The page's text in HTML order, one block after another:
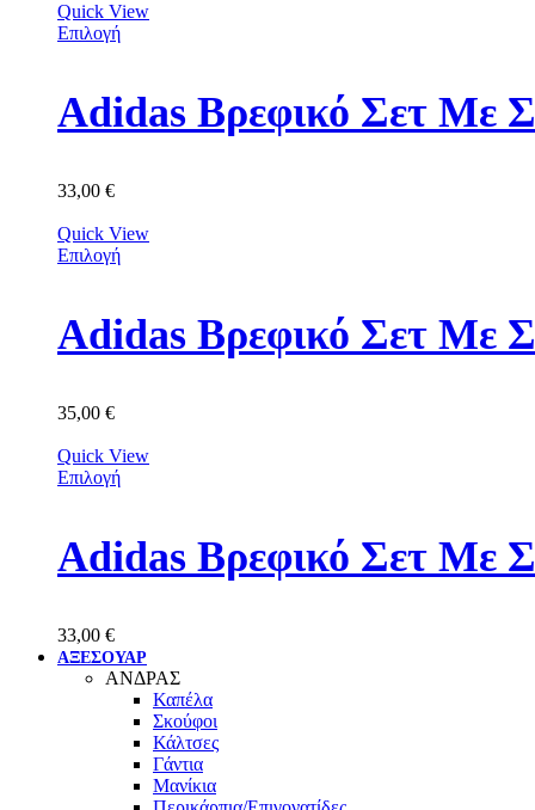
Quick View
Επιλογή
Adidas Βρεφικό Σετ Με
33,00 €
Quick View
Επιλογή
Adidas Βρεφικό Σετ Με
35,00 €
Quick View
Επιλογή
Adidas Βρεφικό Σετ Με
33,00 €
ΑΞΕΣΟΥΑΡ
ΑΝΔΡΑΣ
Καπέλα
Σκούφοι
Κάλτσες
Γάντια
Μανίκια